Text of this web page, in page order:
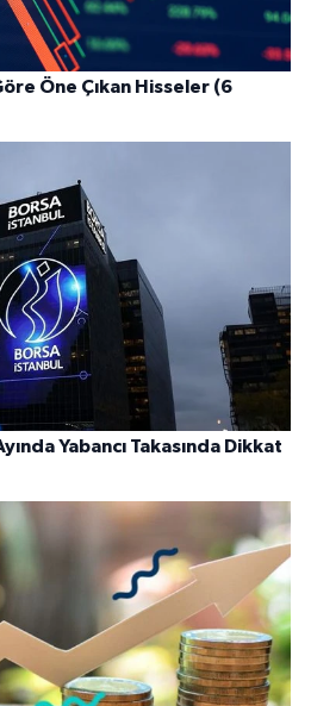
Öne Çıkan Hisseler (6
Yabancı Takasında Dikkat